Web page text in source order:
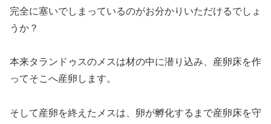
完全に塞いでしまっているのがお分かりいただけるでしょ
うか？
本来タランドゥスのメスは材の中に潜り込み、産卵床を作
ってそこへ産卵します。
そして産卵を終えたメスは、卵が孵化するまで産卵床を守